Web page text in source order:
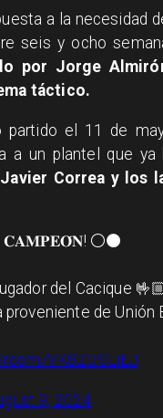
a la necesidad
seis y ocho
por Jorge
táctico.
partido el 11 de
a un plantel que
Correa y los
𝐂𝐀𝐌𝐏𝐄𝐎́𝐍! ⚪️⚫️
del Cacique
de Unión
VK8ZUSLiEJ
9, 2024